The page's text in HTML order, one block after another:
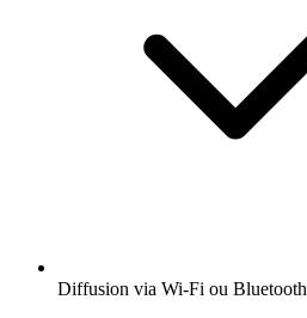
Diffusion via Wi-Fi ou Bluetooth